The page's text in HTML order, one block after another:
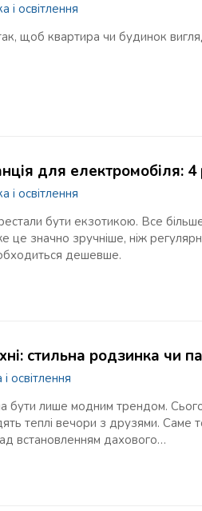
і освітлення
щоб квартира чи будинок
для електромобіля:
і освітлення
бути екзотикою. Все
це значно зручніше, ніж
дешевше.
стильна родзинка чи
освітлення
бути лише модним трендом.
теплі вечори з друзями. Саме
встановленням дахового…